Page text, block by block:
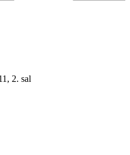
2. sal